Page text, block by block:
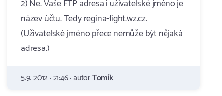
2) Ne. Vaše FTP adresa i uživatelské jméno je
název účtu. Tedy regina-fight.wz.cz.
(Uživatelské jméno přece nemůže být nějaká
adresa.)
5.9. 2012 · 21:46 · autorTomík